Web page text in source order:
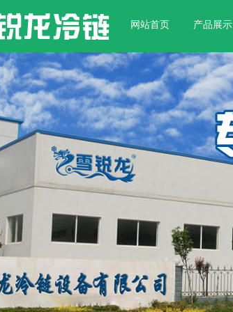
网站首页 产品展示